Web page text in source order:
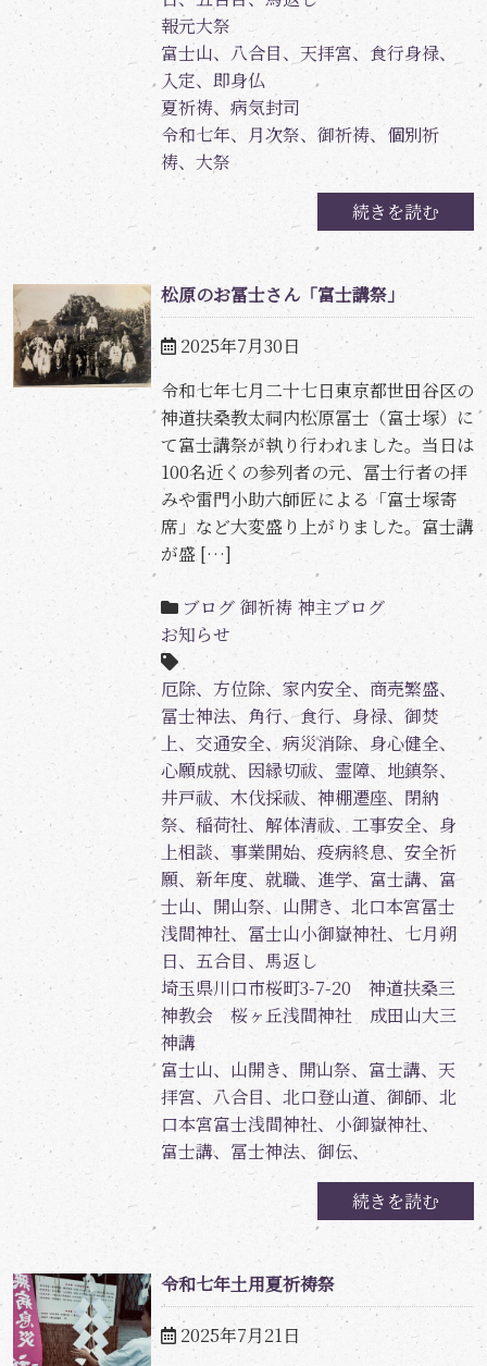
報元大祭
富士山、八合目、天拝宮、食行身禄、
入定、即身仏
夏祈祷、病気封司
令和七年、月次祭、御祈祷、個別祈
祷、大祭
続きを読む
松原のお冨士さん「富士講祭」
2025年7月30日
令和七年七月二十七日東京都世田谷区の
神道扶桑教太祠内松原冨士（富士塚）に
て富士講祭が執り行われました。当日は
100名近くの参列者の元、冨士行者の拝
みや雷門小助六師匠による「富士塚寄
席」など大変盛り上がりました。富士講
が盛 […]
ブログ 御祈祷 神主ブログ
お知らせ
厄除、方位除、家内安全、商売繁盛、
冨士神法、角行、食行、身禄、御焚
上、交通安全、病災消除、身心健全、
心願成就、因縁切祓、霊障、地鎮祭、
井戸祓、木伐採祓、神棚遷座、閉納
祭、稲荷社、解体清祓、工事安全、身
上相談、事業開始、疫病終息、安全祈
願、新年度、就職、進学、富士講、富
士山、開山祭、山開き、北口本宮冨士
浅間神社、冨士山小御嶽神社、七月朔
日、五合目、馬返し
埼玉県川口市桜町3-7-20 神道扶桑三
神教会 桜ヶ丘浅間神社 成田山大三
神講
富士山、山開き、開山祭、富士講、天
拝宮、八合目、北口登山道、御師、北
口本宮富士浅間神社、小御嶽神社、
富士講、冨士神法、御伝、
続きを読む
令和七年土用夏祈祷祭
2025年7月21日